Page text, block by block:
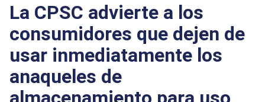
La CPSC advierte a los
consumidores que dejen de
usar inmediatamente los
anaqueles de